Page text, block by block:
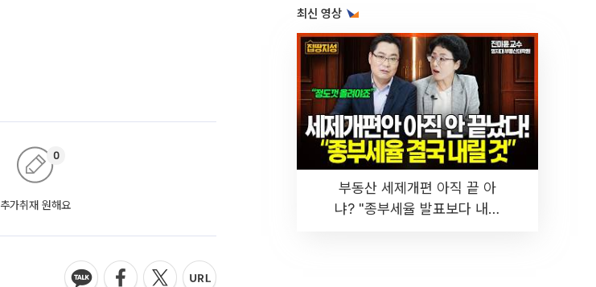
추가취재 원해요
0
최신 영상
부동산 세제개편 아직 끝 아
냐? "종부세율 발표보다 내릴